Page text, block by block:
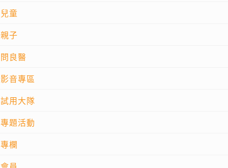
兒童
親子
問良醫
影音專區
試用大隊
專題活動
專欄